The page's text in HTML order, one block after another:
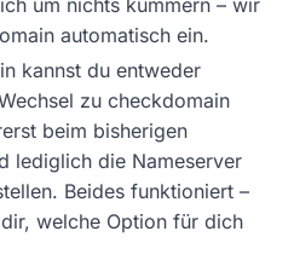
um nichts kümmern – wir
automatisch ein.
kannst du entweder
zu checkdomain
beim bisherigen
lediglich die Nameserver
Beides funktioniert –
welche Option für dich